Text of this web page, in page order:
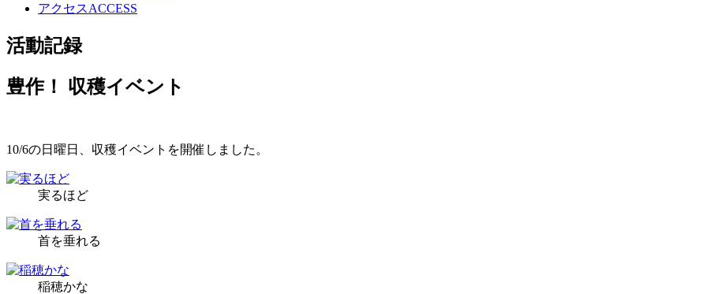
アクセスACCESS
活動記録
豊作！ 収穫イベント
10/6の日曜日、収穫イベントを開催しました。
実るほど
首を垂れる
稲穂かな